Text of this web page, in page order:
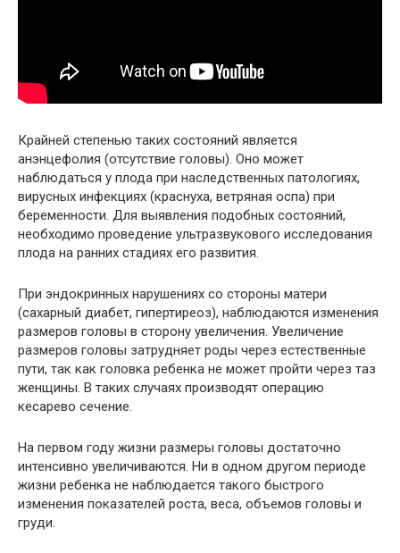
Крайней степенью таких состояний является
анэнцефолия (отсутствие головы). Оно может
наблюдаться у плода при наследственных патологиях,
вирусных инфекциях (краснуха, ветряная оспа) при
беременности. Для выявления подобных состояний,
необходимо проведение ультразвукового исследования
плода на ранних стадиях его развития.
При эндокринных нарушениях со стороны матери
(сахарный диабет, гипертиреоз), наблюдаются изменения
размеров головы в сторону увеличения. Увеличение
размеров головы затрудняет роды через естественные
пути, так как головка ребенка не может пройти через таз
женщины. В таких случаях производят операцию
кесарево сечение.
На первом году жизни размеры головы достаточно
интенсивно увеличиваются. Ни в одном другом периоде
жизни ребенка не наблюдается такого быстрого
изменения показателей роста, веса, объемов головы и
груди.